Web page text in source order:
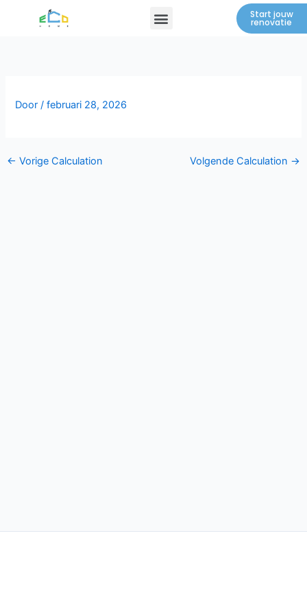
Menu Start jouw
renovatie
Door/februari 28, 2026
← Vorige Calculation Volgende Calculation →